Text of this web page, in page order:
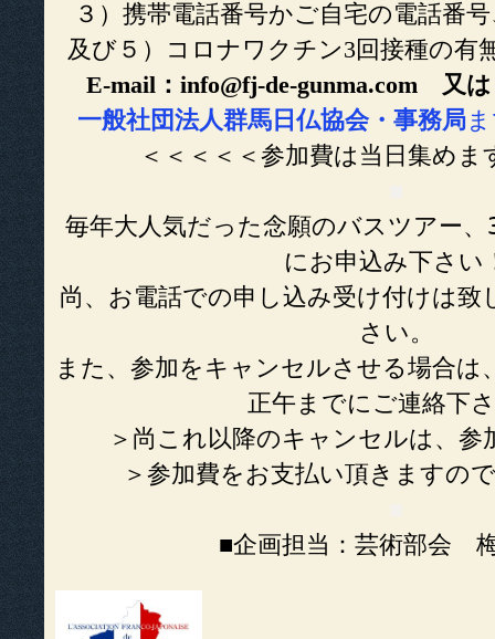
３）携帯電話番号かご自宅の電話番
及び５）コロナワクチン3回接種の有
E-mail：info@fj-de-gunma.com 又
一般社団法人群馬日仏協会・事務局
＜＜＜＜＜参加費は当日集めま
毎年大人気だった念願のバスツアー
にお申込み下さい
尚、お電話での申し込み受け付けは致
さい。
また、参加をキャンセルさせる場合は
正午までにご連絡下
＞尚これ以降のキャンセルは、参
＞参加費をお支払い頂きますの
■企画担当：芸術部会